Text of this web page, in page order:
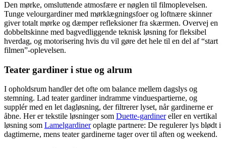
Den mørke, omsluttende atmosfære er nøglen til filmoplevelsen.
Tunge velourgardiner med mørklægningsfoer og loftnære skinner
giver totalt mørke og dæmper refleksioner fra skærmen. Overvej en
dobbeltskinne med bagvedliggende teknisk løsning for fleksibel
hverdag, og motorisering hvis du vil gøre det hele til en del af “start
filmen”-oplevelsen.
Teater gardiner i stue og alrum
I opholdsrum handler det ofte om balance mellem dagslys og
stemning. Lad teater gardiner indramme vinduespartierne, og
supplér med en let dagløsning, der filtrerer lyset, når gardinerne er
åbne. Her er tekstile løsninger som Duette-gardinereller en vertikal
løsning som Lamelgardineroplagte partnere: De regulerer lys blødt i
dagtimerne, mens teater gardinerne tager over til aften og weekend.